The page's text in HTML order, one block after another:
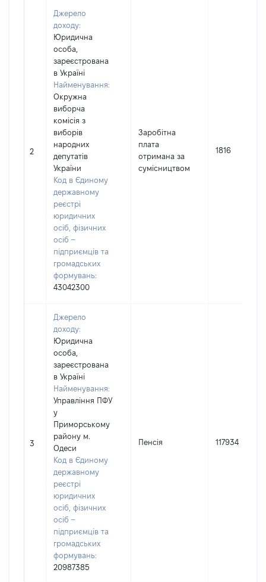
2
Джерело
доходу:
Юридична
особа,
зареєстрована
в Україні
Найменування:
Окружна
виборча
комісія з
виборів
народних
депутатів
України
Код в Єдиному
державному
реєстрі
юридичних
осіб, фізичних
осіб –
підприємців та
громадських
формувань:
43042300
Заробітна
плата
отримана за
сумісництвом
1816
3
Джерело
доходу:
Юридична
особа,
зареєстрована
в Україні
Найменування:
Управління ПФУ
у
Приморському
району м.
Одеси
Код в Єдиному
державному
реєстрі
юридичних
осіб, фізичних
осіб –
підприємців та
громадських
формувань:
20987385
Пенсія 117934